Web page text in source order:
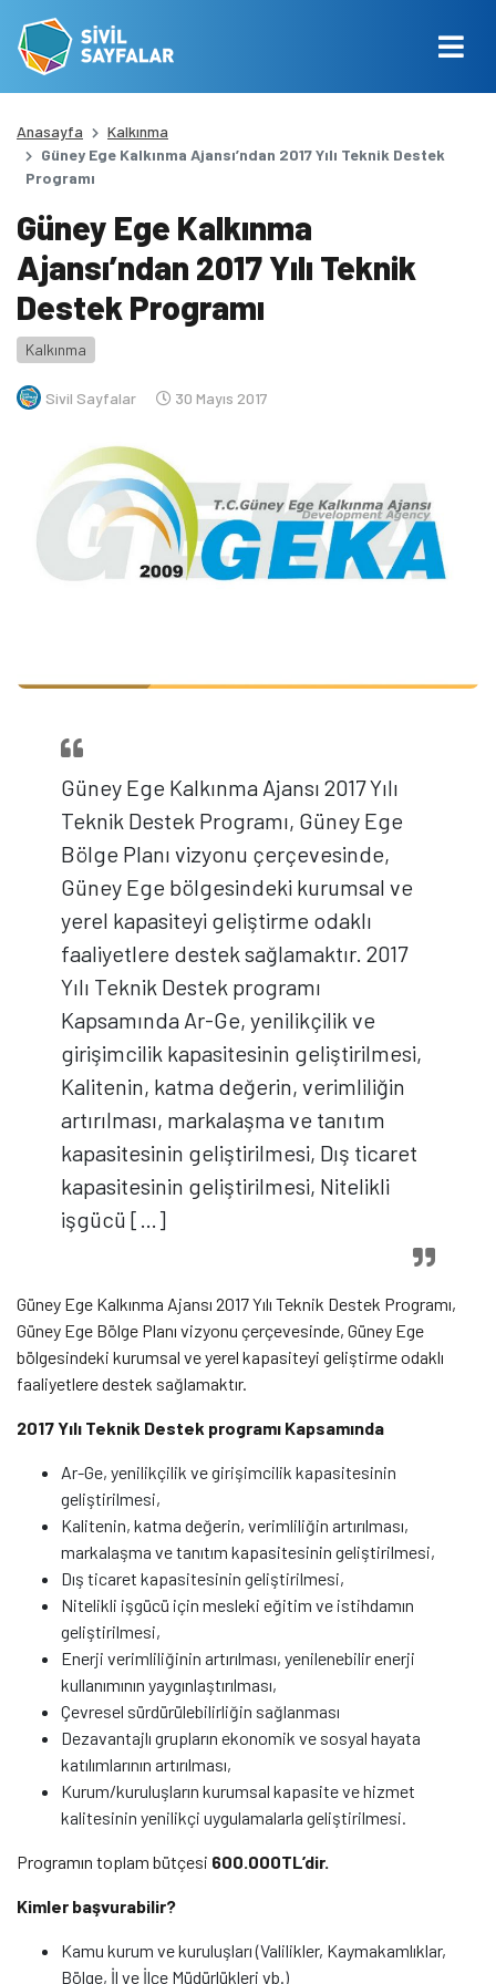
Anasayfa
Kalkınma
Güney Ege Kalkınma Ajansı’ndan 2017 Yılı Teknik Destek
Programı
Güney Ege Kalkınma
Ajansı’ndan 2017 Yılı Teknik
Destek Programı
Kalkınma
Sivil Sayfalar 30 Mayıs 2017
Güney Ege Kalkınma Ajansı 2017 Yılı
Teknik Destek Programı, Güney Ege
Bölge Planı vizyonu çerçevesinde,
Güney Ege bölgesindeki kurumsal ve
yerel kapasiteyi geliştirme odaklı
faaliyetlere destek sağlamaktır. 2017
Yılı Teknik Destek programı
Kapsamında Ar-Ge, yenilikçilik ve
girişimcilik kapasitesinin geliştirilmesi,
Kalitenin, katma değerin, verimliliğin
artırılması, markalaşma ve tanıtım
kapasitesinin geliştirilmesi, Dış ticaret
kapasitesinin geliştirilmesi, Nitelikli
işgücü […]
Güney Ege Kalkınma Ajansı 2017 Yılı Teknik Destek Programı,
Güney Ege Bölge Planı vizyonu çerçevesinde, Güney Ege
bölgesindeki kurumsal ve yerel kapasiteyi geliştirme odaklı
faaliyetlere destek sağlamaktır.
2017 Yılı Teknik Destek programı Kapsamında
Ar-Ge, yenilikçilik ve girişimcilik kapasitesinin
geliştirilmesi,
Kalitenin, katma değerin, verimliliğin artırılması,
markalaşma ve tanıtım kapasitesinin geliştirilmesi,
Dış ticaret kapasitesinin geliştirilmesi,
Nitelikli işgücü için mesleki eğitim ve istihdamın
geliştirilmesi,
Enerji verimliliğinin artırılması, yenilenebilir enerji
kullanımının yaygınlaştırılması,
Çevresel sürdürülebilirliğin sağlanması
Dezavantajlı grupların ekonomik ve sosyal hayata
katılımlarının artırılması,
Kurum/kuruluşların kurumsal kapasite ve hizmet
kalitesinin yenilikçi uygulamalarla geliştirilmesi.
Programın toplam bütçesi 600.000TL’dir.
Kimler başvurabilir?
Kamu kurum ve kuruluşları (Valilikler, Kaymakamlıklar,
Bölge, İl ve İlçe Müdürlükleri vb.)